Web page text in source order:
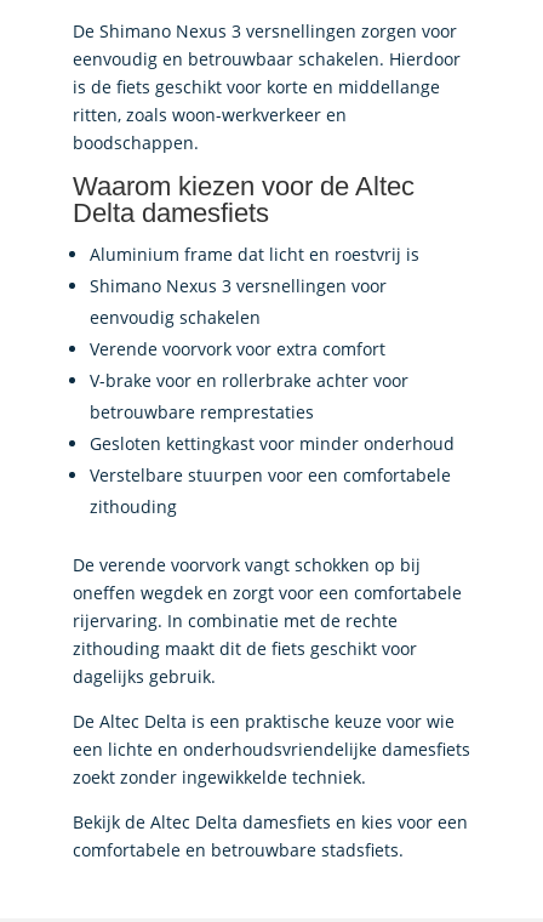
De Shimano Nexus 3 versnellingen zorgen voor
eenvoudig en betrouwbaar schakelen. Hierdoor
is de fiets geschikt voor korte en middellange
ritten, zoals woon-werkverkeer en
boodschappen.
Waarom kiezen voor de Altec
Delta damesfiets
Aluminium frame dat licht en roestvrij is
Shimano Nexus 3 versnellingen voor
eenvoudig schakelen
Verende voorvork voor extra comfort
V-brake voor en rollerbrake achter voor
betrouwbare remprestaties
Gesloten kettingkast voor minder onderhoud
Verstelbare stuurpen voor een comfortabele
zithouding
De verende voorvork vangt schokken op bij
oneffen wegdek en zorgt voor een comfortabele
rijervaring. In combinatie met de rechte
zithouding maakt dit de fiets geschikt voor
dagelijks gebruik.
De Altec Delta is een praktische keuze voor wie
een lichte en onderhoudsvriendelijke damesfiets
zoekt zonder ingewikkelde techniek.
Bekijk de Altec Delta damesfiets en kies voor een
comfortabele en betrouwbare stadsfiets.